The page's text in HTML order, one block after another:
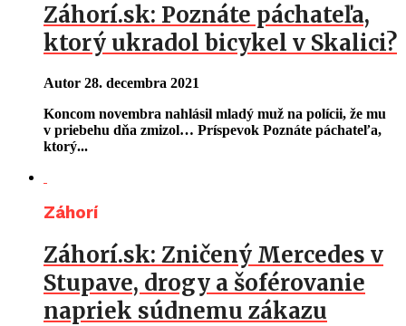
Záhorí.sk: Poznáte páchateľa,
ktorý ukradol bicykel v Skalici?
Autor 28. decembra 2021
Koncom novembra nahlásil mladý muž na polícii, že mu
v priebehu dňa zmizol… Príspevok Poznáte páchateľa,
ktorý...
Záhorí
Záhorí.sk: Zničený Mercedes v
Stupave, drogy a šoférovanie
napriek súdnemu zákazu